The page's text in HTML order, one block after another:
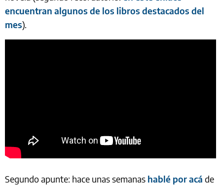
encuentran algunos de los libros destacados del
mes).
Segundo apunte: hace unas semanas hablé por acá de